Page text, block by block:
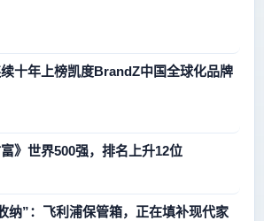
十年上榜凯度BrandZ中国全球化品牌
》世界500强，排名上升12位
纳”：飞利浦保管箱，正在填补现代家